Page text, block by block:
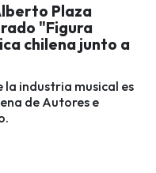
Plaza
"Figura
chilena junto a
la industria musical es
de Autores e